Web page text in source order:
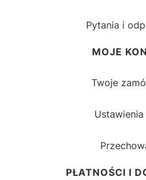
Pytania i
MOJE
Twoje
PŁATNOŚCI I